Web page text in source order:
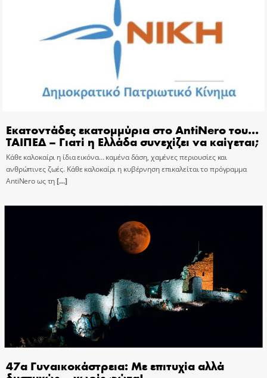
Εκατοντάδες εκατομμύρια στο AntiNero του…
ΤΑΙΠΕΔ – Γιατί η Ελλάδα συνεχίζει να καίγεται;
Κάθε καλοκαίρι η ίδια εικόνα… καμένα δάση, χαμένες περιουσίες και
ανθρώπινες ζωές. Κάθε καλοκαίρι η κυβέρνηση επικαλείται το πρόγραμμα
AntiNero ως τη[…]
47α Γυναικοκάστρεια: Με επιτυχία αλλά